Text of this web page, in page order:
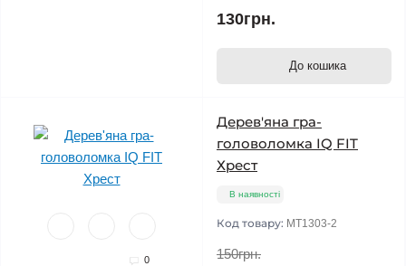
130грн.
До кошика
0
Дерев'яна гра-
головоломка IQ FIT
Хрест
В наявності
Код товару: MT1303-2
150грн.